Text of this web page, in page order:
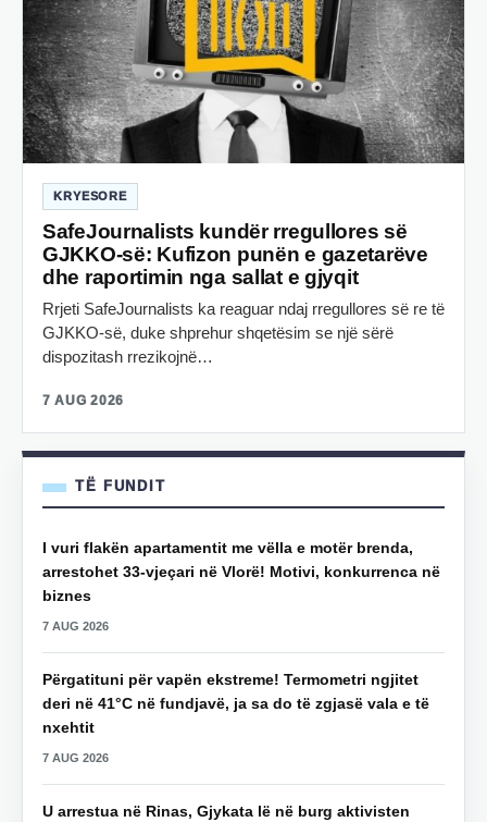
KRYESORE
SafeJournalists kundër rregullores së
GJKKO-së: Kufizon punën e gazetarëve
dhe raportimin nga sallat e gjyqit
Rrjeti SafeJournalists ka reaguar ndaj rregullores së re të
GJKKO-së, duke shprehur shqetësim se një sërë
dispozitash rrezikojnë…
7 AUG 2026
TË FUNDIT
I vuri flakën apartamentit me vëlla e motër brenda,
arrestohet 33-vjeçari në Vlorë! Motivi, konkurrenca në
biznes
7 AUG 2026
Përgatituni për vapën ekstreme! Termometri ngjitet
deri në 41°C në fundjavë, ja sa do të zgjasë vala e të
nxehtit
7 AUG 2026
U arrestua në Rinas, Gjykata lë në burg aktivisten